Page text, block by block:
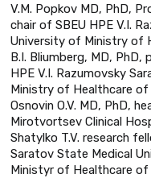
V.M. Popkov MD, PhD,
chair of SBEU HPE V.I.
University of Ministry of
B.I. Bliumberg, MD,
HPE V.I. Razumovsky
Ministry of Healthcare of
Osnovin O.V. MD, PhD,
Mirotvortsev Clinical
Shatylko T.V. research
Saratov State Medical
Ministyr of Healthcare of